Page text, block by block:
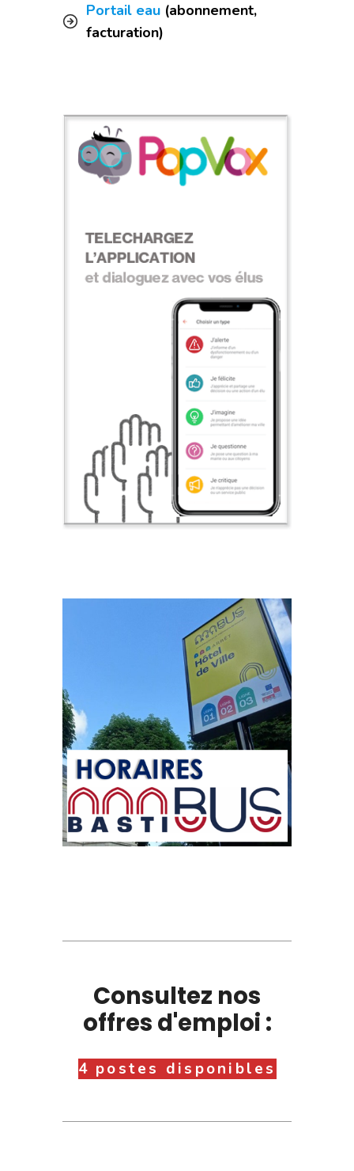
Portail eau (abonnement,
facturation)
Consultez nos
offres d'emploi :
4 postes disponibles